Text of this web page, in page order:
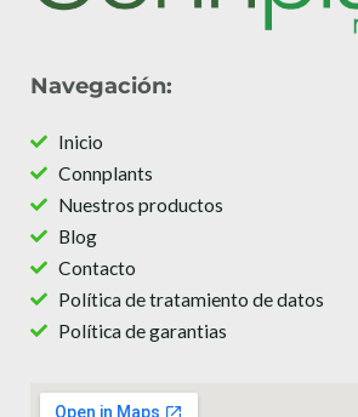
Navegación:
Inicio
Connplants
Nuestros productos
Blog
Contacto
Política de tratamiento de datos
Política de garantias